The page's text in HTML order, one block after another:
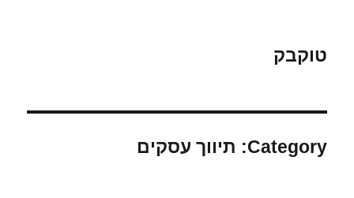
טוקבק
Category: תיווך עסקים